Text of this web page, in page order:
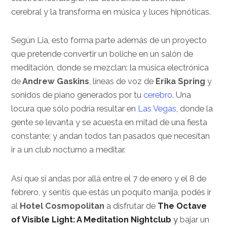
cerebral y la transforma en música y luces hipnóticas.
Según Lia, esto forma parte además de un proyecto
que pretende convertir un boliche en un salón de
meditación, donde se mezclan: la música electrónica
deAndrew Gaskins, líneas de voz de Erika Spring y
sonidos de piano generados por tucerebro. Una
locura que sólo podría resultar en Las Vegas, donde la
gente se levanta y se acuesta en mitad de una fiesta
constante; y andan todos tan pasados que necesitan
ir a un club nocturno a meditar.
Así que si andas por allá entre el 7 de enero y el 8 de
febrero, y sentís que estás un poquito manija, podés ir
al Hotel Cosmopolitan a disfrutar de The Octave
of Visible Light: A Meditation Nightclub y bajar un